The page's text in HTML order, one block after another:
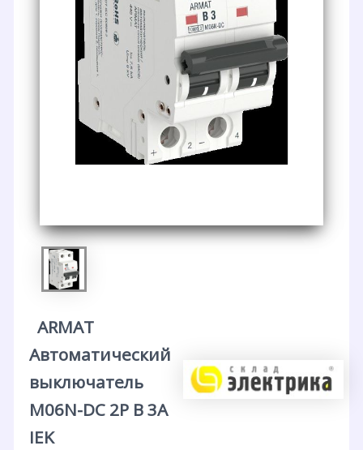
ARMAT
Автоматический
выключатель
M06N-DC 2P B 3А
IEK